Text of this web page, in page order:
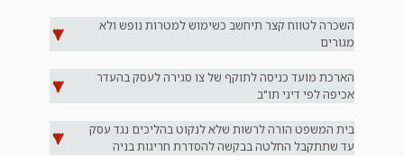
השכרה לטווח קצר תיחשב כשימוש למטרות נופש ולא
מגורים
הארכת מועד כניסה לתוקף של צו סגירה לעסק בהעדר
אכיפה לפי דיני תו"ב
בית המשפט הורה לרשות שלא לנקוט בהליכים נגד עסק
עד שתתקבל החלטה בבקשה להסדרת חריגות בניה